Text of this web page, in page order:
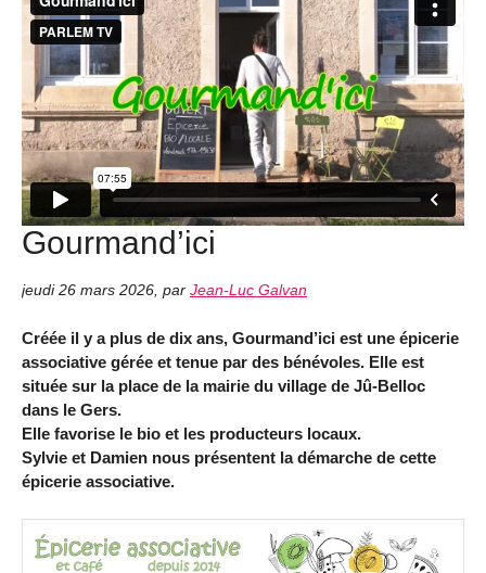
Gourmand’ici
jeudi 26 mars 2026, par Jean-Luc Galvan
Créée il y a plus de dix ans, Gourmand’ici est une épicerie
associative gérée et tenue par des bénévoles. Elle est
située sur la place de la mairie du village de Jû-Belloc
dans le Gers.
Elle favorise le bio et les producteurs locaux.
Sylvie et Damien nous présentent la démarche de cette
épicerie associative.